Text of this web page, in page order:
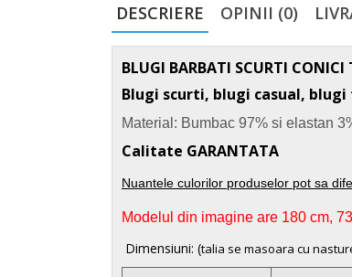
DESCRIERE OPINII (0)
BLUGI BARBATI SCURTI
Blugi scurti, blugi casual, blugi
Material: Bumbac 97% si elastan
Calitate GARANTATA
Nuantele culorilor produselor pot sa
Modelul din imagine are 180 cm,
Dimensiuni: (talia se masoara cu